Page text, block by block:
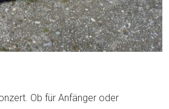
Ob für Anfänger oder